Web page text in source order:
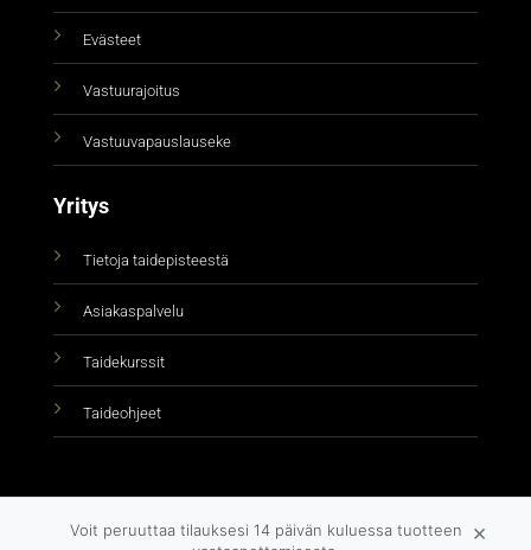
Evästeet
Vastuurajoitus
Vastuuvapauslauseke
Yritys
Tietoja taidepisteestä
Asiakaspalvelu
Taidekurssit
Taideohjeet
Voit peruuttaa tilauksesi 14 päivän kuluessa tuotteen
×